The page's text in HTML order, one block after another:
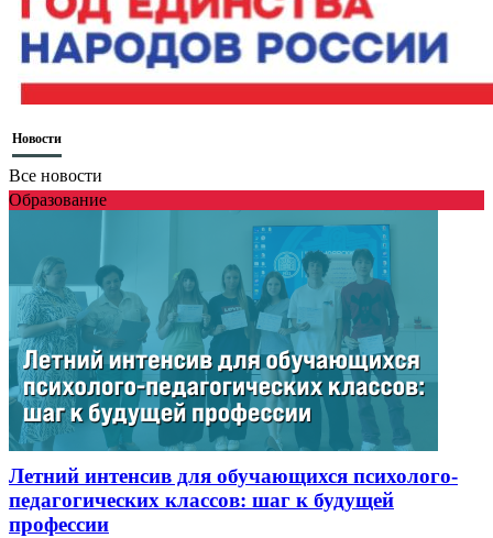
Новости
Все новости
Образование
Летний интенсив для обучающихся психолого-
педагогических классов: шаг к будущей
профессии